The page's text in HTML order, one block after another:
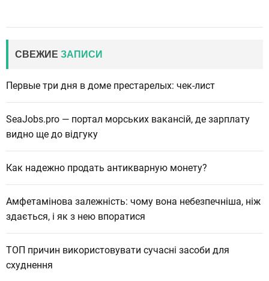
СВЕЖИЕ ЗАПИСИ
Первые три дня в доме престарелых: чек-лист
SeaJobs.pro — портал морських вакансій, де зарплату
видно ще до відгуку
Как надежно продать антикварную монету?
Амфетамінова залежність: чому вона небезпечніша, ніж
здається, і як з нею впоратися
ТОП причин використовувати сучасні засоби для
схуднення